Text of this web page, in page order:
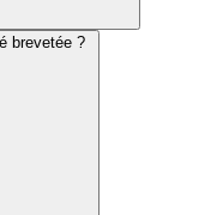
brevetée ?